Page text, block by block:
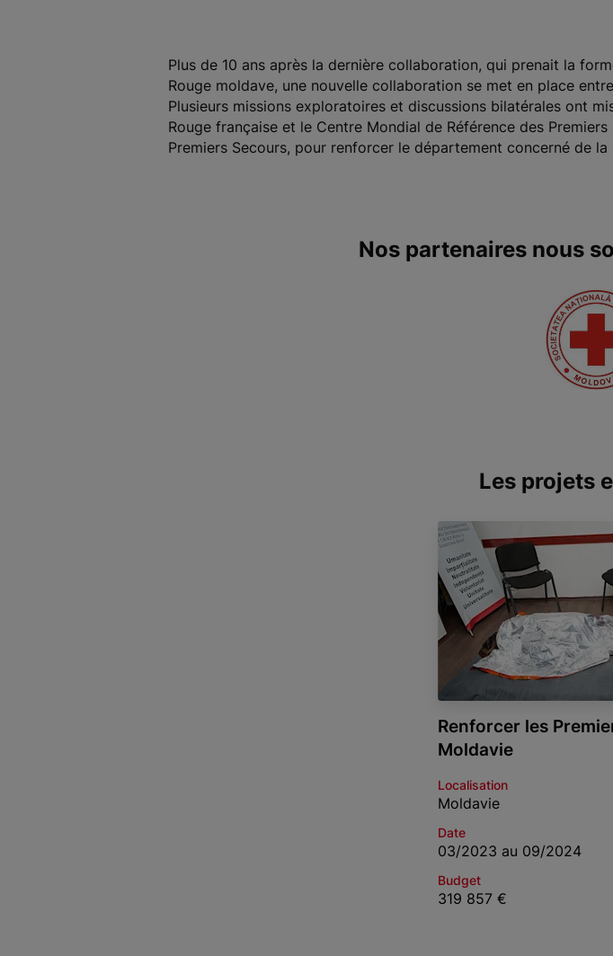
Plus de 10 ans après la dernière collaboration, qui prenait la
Rouge moldave, une nouvelle collaboration se met en place
Plusieurs missions exploratoires et discussions bilatérales ont
Rouge française et le Centre Mondial de Référence des
Premiers Secours, pour renforcer le département concerné de
Nos partenaires nous
Les projets
Renforcer les
Moldavie
Localisation
Moldavie
Date
03/2023 au 09/2024
Budget
319 857 €